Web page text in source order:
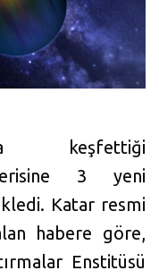
keşfettiği
3 yeni
Katar resmi
habere göre,
Enstitüsü